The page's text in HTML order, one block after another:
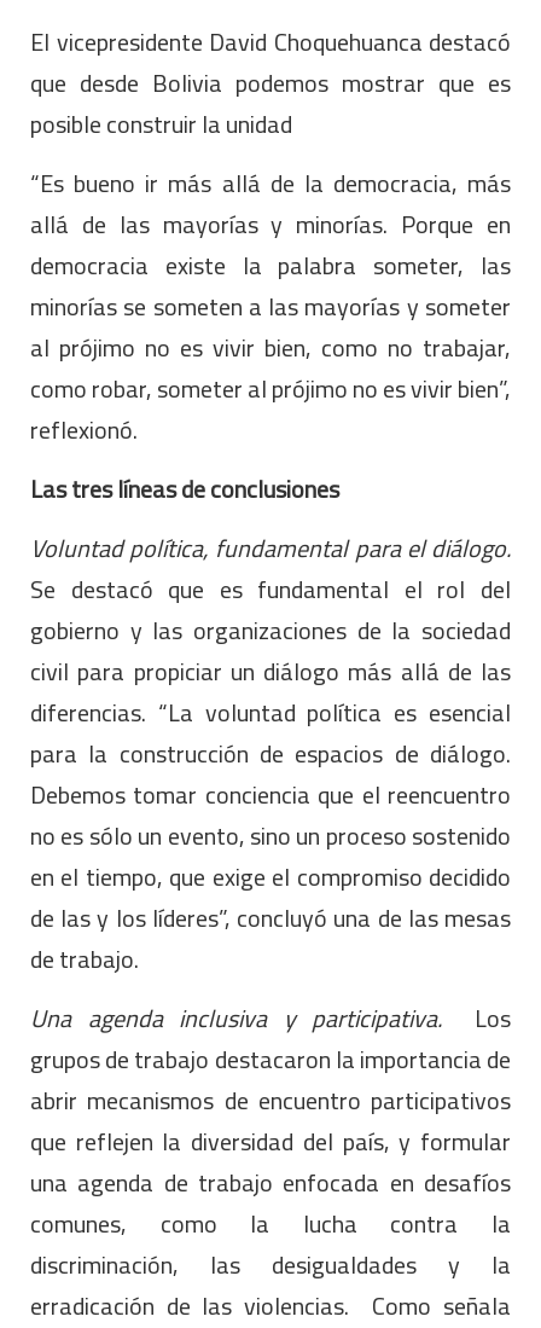
El vicepresidente David Choquehuanca destacó
que desde Bolivia podemos mostrar que es
posible construir la unidad
“Es bueno ir más allá de la democracia, más
allá de las mayorías y minorías. Porque en
democracia existe la palabra someter, las
minorías se someten a las mayorías y someter
al prójimo no es vivir bien, como no trabajar,
como robar, someter al prójimo no es vivir bien”,
reflexionó.
Las tres líneas de conclusiones
Voluntad política, fundamental para el diálogo.
Se destacó que es fundamental el rol del
gobierno y las organizaciones de la sociedad
civil para propiciar un diálogo más allá de las
diferencias. “La voluntad política es esencial
para la construcción de espacios de diálogo.
Debemos tomar conciencia que el reencuentro
no es sólo un evento, sino un proceso sostenido
en el tiempo, que exige el compromiso decidido
de las y los líderes”, concluyó una de las mesas
de trabajo.
Una agenda inclusiva y participativa. Los
grupos de trabajo destacaron la importancia de
abrir mecanismos de encuentro participativos
que reflejen la diversidad del país, y formular
una agenda de trabajo enfocada en desafíos
comunes, como la lucha contra la
discriminación, las desigualdades y la
erradicación de las violencias. Como señala